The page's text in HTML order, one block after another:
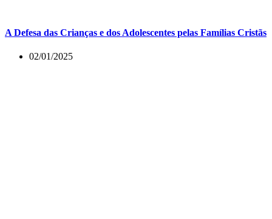
A Defesa das Crianças e dos Adolescentes pelas Famílias Cristãs
02/01/2025